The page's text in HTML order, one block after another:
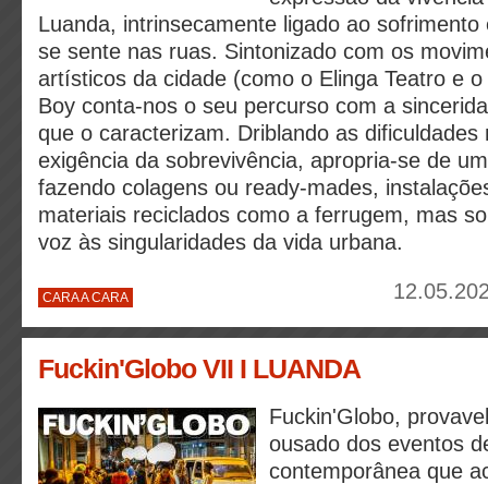
Luanda, intrinsecamente ligado ao sofrimento
se sente nas ruas. Sintonizado com os
artísticos da cidade (como o Elinga Teatro e o
Boy conta-nos o seu percurso com a
que o caracterizam. Driblando as dificuldades
exigência da sobrevivência, apropria-se de
fazendo colagens ou ready-mades,
materiais reciclados como a ferrugem, mas
voz às singularidades da vida urbana.
CARA A CARA
Fuckin'Globo VII I LUANDA
Fuckin'Globo,
ousado dos eventos
contemporânea que